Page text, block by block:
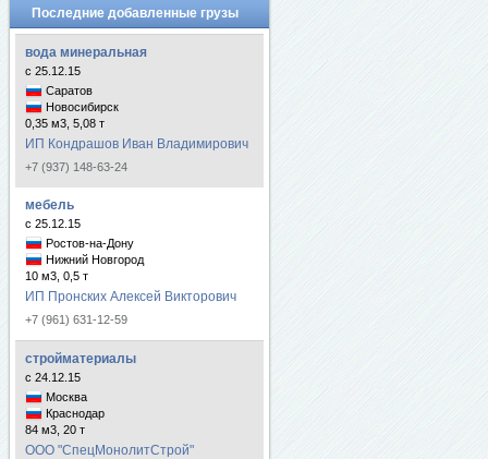
Последние добавленные грузы
вода минеральная
с 25.12.15
Саратов
Новосибирск
0,35 м3, 5,08 т
ИП Кондрашов Иван Владимирович
+7 (937) 148-63-24
мебель
с 25.12.15
Ростов-на-Дону
Нижний Новгород
10 м3, 0,5 т
ИП Пронских Алексей Викторович
+7 (961) 631-12-59
стройматериалы
с 24.12.15
Москва
Краснодар
84 м3, 20 т
ООО "СпецМонолитСтрой"